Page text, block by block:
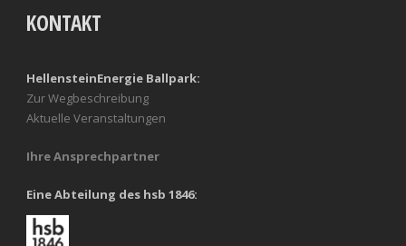
KONTAKT
HellensteinEnergie Ballpark:
Zur Wegbeschreibung
Aktuelle Veranstaltungen
Ihre Ansprechpartner
Eine Abteilung des hsb 1846: